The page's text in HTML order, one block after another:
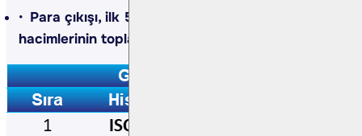
Para çıkışı, ilk 5 kurumun alış ve satış
hacimlerinin toplamıyla belirlenir.